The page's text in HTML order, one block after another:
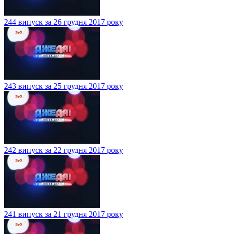
244 випуск за 26 грудня 2017 року
243 випуск за 25 грудня 2017 року
242 випуск за 22 грудня 2017 року
241 випуск за 21 грудня 2017 року